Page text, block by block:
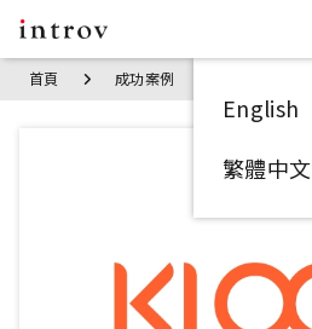
English
繁體中文
首頁 成功案例